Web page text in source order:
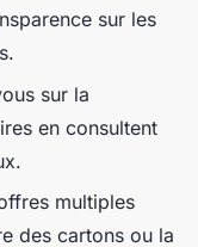
sur les
sur la
en consultent
multiples
des cartons ou la